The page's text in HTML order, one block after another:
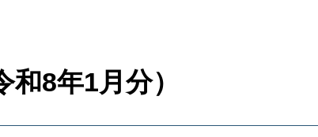
8年1月分）